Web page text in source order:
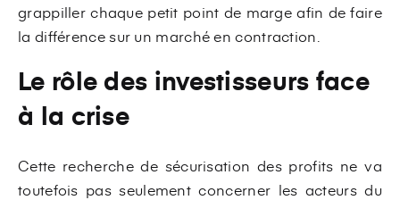
grappiller chaque petit point de marge afin de faire
la différence sur un marché en contraction.
Le rôle des investisseurs face
à la crise
Cette recherche de sécurisation des profits ne va
toutefois pas seulement concerner les acteurs du